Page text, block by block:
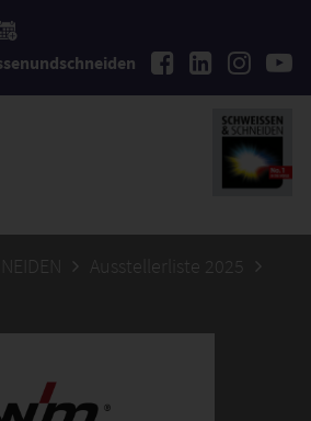
Ausstellerliste 2025